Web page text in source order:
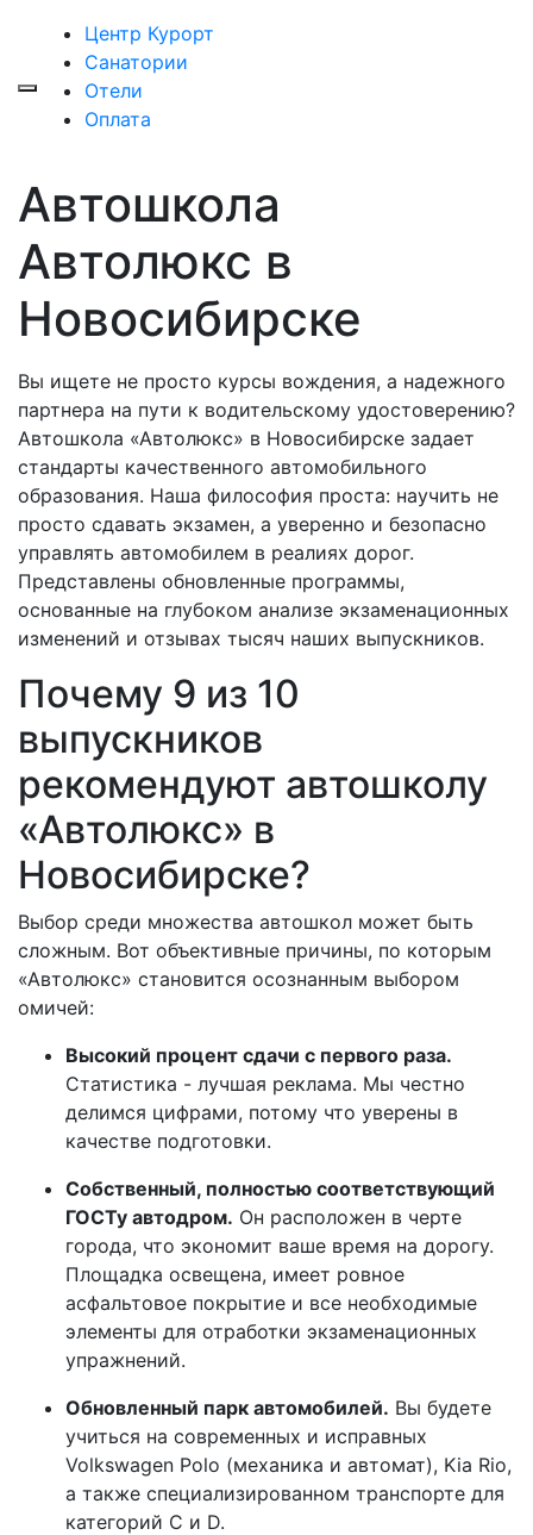
Центр Курорт
Санатории
Отели
Оплата
Автошкола
Автолюкс в
Новосибирске
Вы ищете не просто курсы вождения, а надежного
партнера на пути к водительскому удостоверению?
Автошкола «Автолюкс» в Новосибирске задает
стандарты качественного автомобильного
образования. Наша философия проста: научить не
просто сдавать экзамен, а уверенно и безопасно
управлять автомобилем в реалиях дорог.
Представлены обновленные программы,
основанные на глубоком анализе экзаменационных
изменений и отзывах тысяч наших выпускников.
Почему 9 из 10
выпускников
рекомендуют автошколу
«Автолюкс» в
Новосибирске?
Выбор среди множества автошкол может быть
сложным. Вот объективные причины, по которым
«Автолюкс» становится осознанным выбором
омичей:
Высокий процент сдачи с первого раза.
Статистика - лучшая реклама. Мы честно
делимся цифрами, потому что уверены в
качестве подготовки.
Собственный, полностью соответствующий
ГОСТу автодром. Он расположен в черте
города, что экономит ваше время на дорогу.
Площадка освещена, имеет ровное
асфальтовое покрытие и все необходимые
элементы для отработки экзаменационных
упражнений.
Обновленный парк автомобилей. Вы будете
учиться на современных и исправных
Volkswagen Polo (механика и автомат), Kia Rio,
а также специализированном транспорте для
категорий C и D.